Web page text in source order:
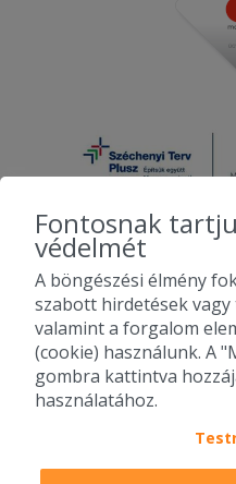
2010-2026 Copyright -
Pizza, gyros, hamburger,
Fontosnak
védelmét
A böngészési élmény
szabott hirdetések
valamint a forgalom
(cookie) használunk. A
gombra kattintva
használatához.